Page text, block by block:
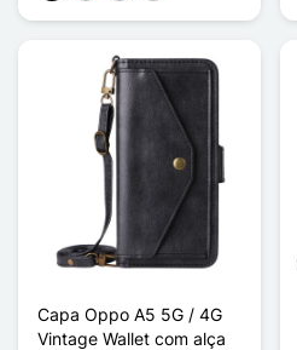
Capa Oppo A5 5G / 4G
Vintage Wallet com alça